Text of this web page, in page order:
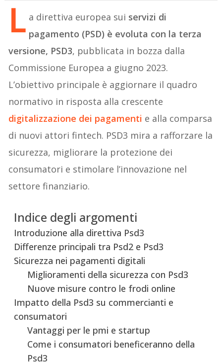
L a direttiva europea sui servizi di
pagamento (PSD) è evoluta con la terza
versione, PSD3, pubblicata in bozza dalla
Commissione Europea a giugno 2023.
L’obiettivo principale è aggiornare il quadro
normativo in risposta alla crescente
digitalizzazione dei pagamenti e alla comparsa
di nuovi attori fintech. PSD3 mira a rafforzare la
sicurezza, migliorare la protezione dei
consumatori e stimolare l’innovazione nel
settore finanziario.
Indice degli argomenti
Introduzione alla direttiva Psd3
Differenze principali tra Psd2 e Psd3
Sicurezza nei pagamenti digitali
Miglioramenti della sicurezza con Psd3
Nuove misure contro le frodi online
Impatto della Psd3 su commercianti e
consumatori
Vantaggi per le pmi e startup
Come i consumatori beneficeranno della
Psd3